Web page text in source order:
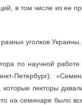
в том числе из ее
уголков Украины,
по научной
Петербург):
лекторы
на семинаре было